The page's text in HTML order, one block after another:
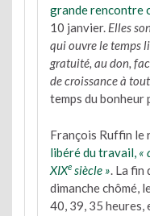
grande rencontre
10 janvier. Elles
qui ouvre le temps
gratuité, au don,
de croissance à
temps du bonheur
François Ruffin le
libéré du travail, «
XIXe siècle » . La
dimanche chômé,
40, 39, 35 heures,